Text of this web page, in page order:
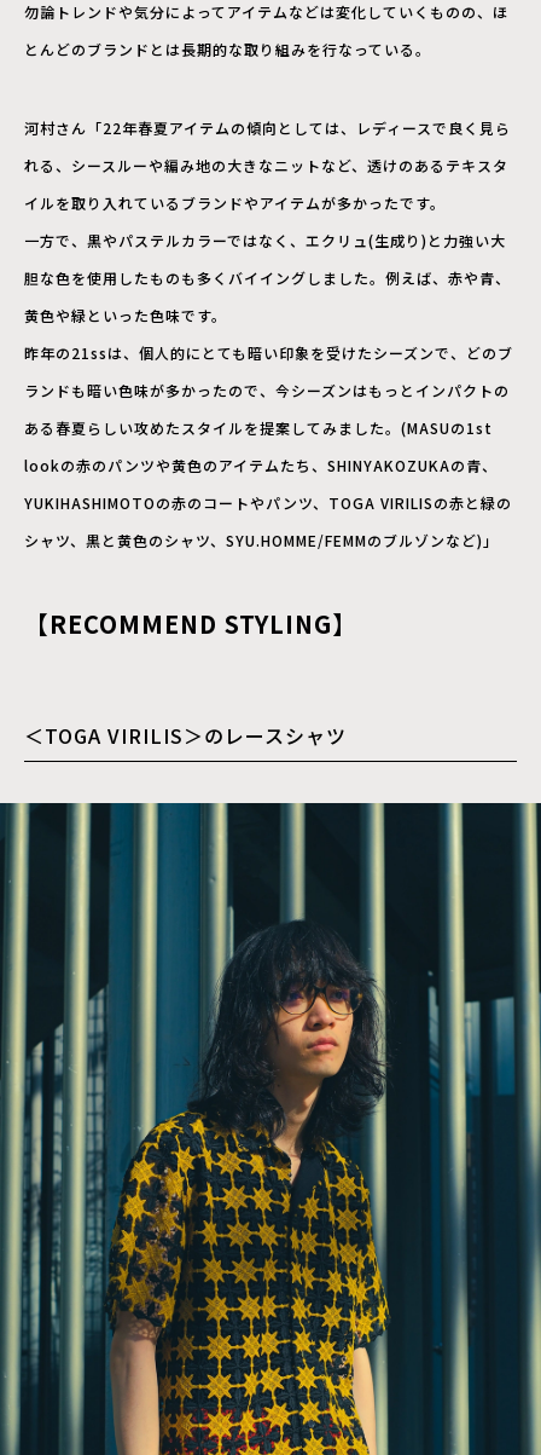
勿論トレンドや気分によってアイテムなどは変化していくものの、ほ
とんどのブランドとは長期的な取り組みを行なっている。
河村さん「22年春夏アイテムの傾向としては、レディースで良く見ら
れる、シースルーや編み地の大きなニットなど、透けのあるテキスタ
イルを取り入れているブランドやアイテムが多かったです。
一方で、黒やパステルカラーではなく、エクリュ(生成り)と力強い大
胆な色を使用したものも多くバイイングしました。例えば、赤や青、
黄色や緑といった色味です。
昨年の21ssは、個人的にとても暗い印象を受けたシーズンで、どのブ
ランドも暗い色味が多かったので、今シーズンはもっとインパクトの
ある春夏らしい攻めたスタイルを提案してみました。(MASUの1st
lookの赤のパンツや黄色のアイテムたち、SHINYAKOZUKAの青、
YUKIHASHIMOTOの赤のコートやパンツ、TOGA VIRILISの赤と緑の
シャツ、黒と黄色のシャツ、SYU.HOMME/FEMMのブルゾンなど)」
【RECOMMEND STYLING】
＜TOGA VIRILIS＞のレースシャツ